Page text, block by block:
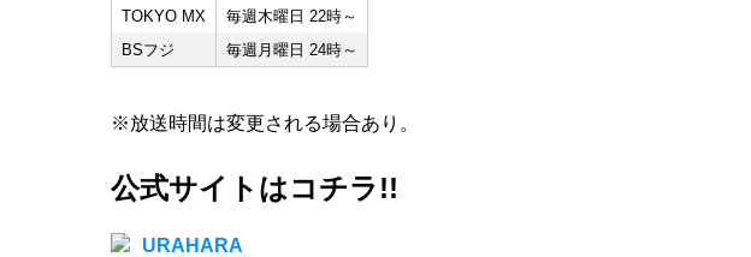
TOKYO MX
毎週木曜日 22時～
BSフジ
毎週月曜日 24時～
※放送時間は変更される場合あり。
公式サイトはコチラ!!
URAHARA